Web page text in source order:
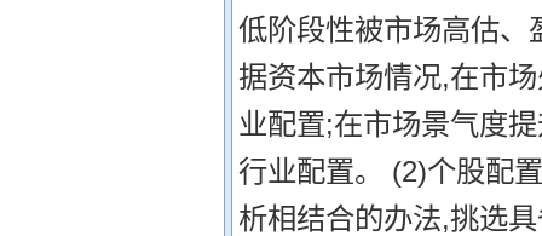
低阶段性被市场高估
据资本市场情况,在市
业配置;在市场景气度
行业配置。 (2)个股配
析相结合的办法,挑选